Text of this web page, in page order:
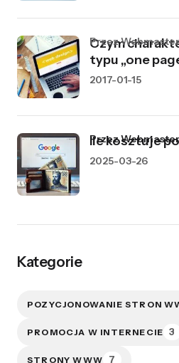
Czym
typu „one
przez Webmaster
2017-01-15
Ile kosztuje
przez Webmaster
2025-03-26
Kategorie
POZYCJONOWANIE STRON
PROMOCJA W INTERNECIE 3
STRONY WWW 7